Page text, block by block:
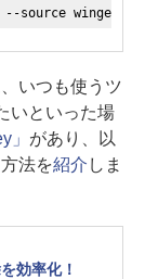
source winget
いつも使うツ
いといった場
」 があり、以
法を紹介 しま
を効率化！